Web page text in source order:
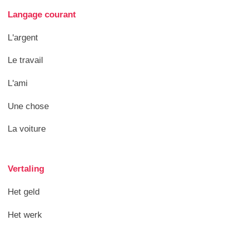
Langage courant
L'argent
Le travail
L'ami
Une chose
La voiture
Vertaling
Het geld
Het werk